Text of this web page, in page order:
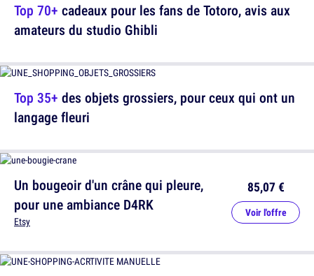
Top 70+ cadeaux pour les fans de Totoro, avis aux
amateurs du studio Ghibli
Un bougeoir d'un crâne qui pleure,
pour une ambiance D4RK
Etsy
85,07 €
Voir l'offre
Top 35+ des objets grossiers, pour ceux qui ont un
langage fleuri